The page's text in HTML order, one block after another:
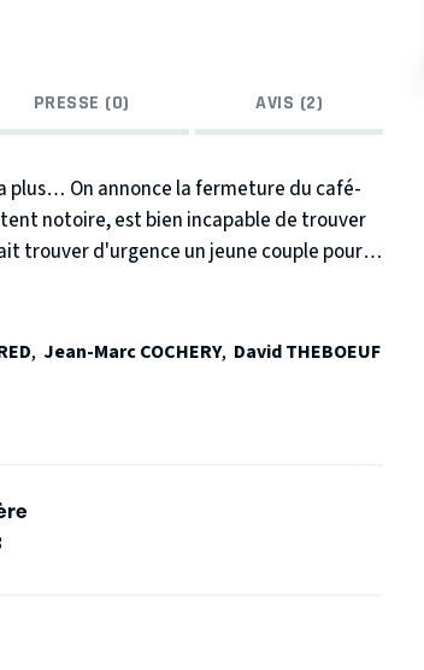
PRESSE (0) AVIS (2)
plus… On annonce la fermeture du café-
notoire, est bien incapable de trouver
trouver d'urgence un jeune couple pour
inopinée de Rosa, une ex-taularde belle
musicale de Victor, le benêt du village,
le dynamisme de l'abbé Caporal, le
» moderne, les résultats
mal acquis ne profite jamais », affirme
, Jean-Marc COCHERY, David THEBOEUF